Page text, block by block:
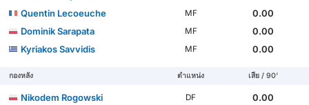
Quentin Lecoeuche
MF
0.00
Dominik Sarapata
MF
0.00
Kyriakos Savvidis
MF 0.00
กองหลัง ตำแหน่ง เสีย / 90'
Nikodem Rogowski DF
0.00